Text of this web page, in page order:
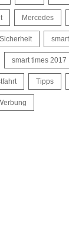
Mercedes
Sicherheit smart
smart times 2017
Tipps